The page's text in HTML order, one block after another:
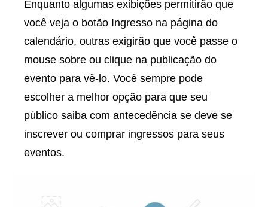
Enquanto algumas exibições permitirão que
você veja o botão Ingresso na página do
calendário, outras exigirão que você passe o
mouse sobre ou clique na publicação do
evento para vê-lo. Você sempre pode
escolher a melhor opção para que seu
público saiba com antecedência se deve se
inscrever ou comprar ingressos para seus
eventos.